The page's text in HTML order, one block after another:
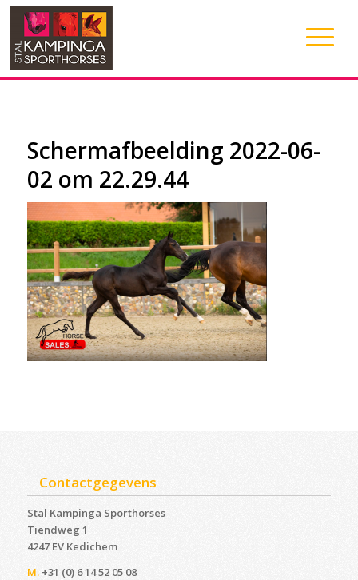
Schermafbeelding 2022-06-
02 om 22.29.44
Contactgegevens
Stal Kampinga Sporthorses
Tiendweg 1
4247 EV Kedichem ‎
M.+31 (0) 6 14 52 05 08